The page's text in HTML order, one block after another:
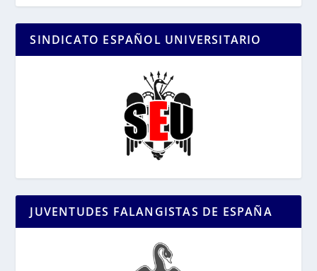
SINDICATO ESPAÑOL UNIVERSITARIO
JUVENTUDES FALANGISTAS DE ESPAÑA